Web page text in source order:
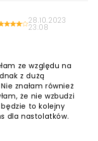
28.10.2023
23:08
ze względu na
z dużą
znałam również
że nie wzbudzi
to kolejny
dla nastolatków.